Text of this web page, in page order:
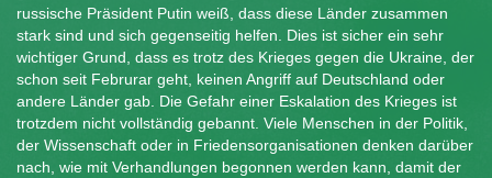
russische Präsident Putin weiß, dass diese Länder zusammen
stark sind und sich gegenseitig helfen. Dies ist sicher ein sehr
wichtiger Grund, dass es trotz des Krieges gegen die Ukraine, der
schon seit Februrar geht, keinen Angriff auf Deutschland oder
andere Länder gab. Die Gefahr einer Eskalation des Krieges ist
trotzdem nicht vollständig gebannt. Viele Menschen in der Politik,
der Wissenschaft oder in Friedensorganisationen denken darüber
nach, wie mit Verhandlungen begonnen werden kann, damit der